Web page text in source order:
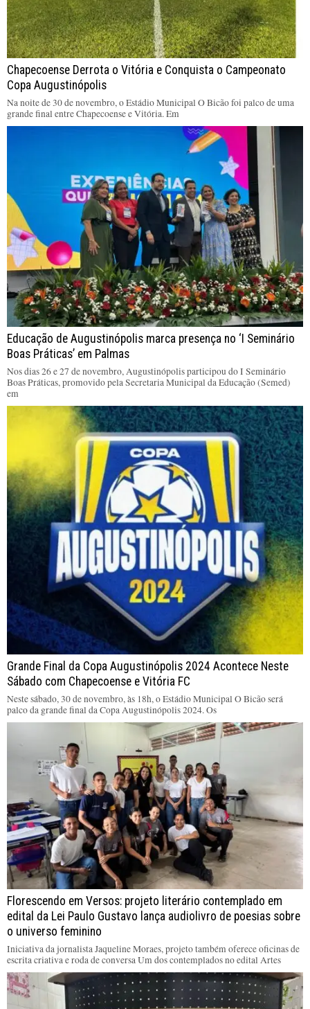
Chapecoense Derrota o Vitória e Conquista o Campeonato
Copa Augustinópolis
Na noite de 30 de novembro, o Estádio Municipal O Bicão foi palco de uma
grande final entre Chapecoense e Vitória. Em
Educação de Augustinópolis marca presença no ‘I Seminário
Boas Práticas’ em Palmas
Nos dias 26 e 27 de novembro, Augustinópolis participou do I Seminário
Boas Práticas, promovido pela Secretaria Municipal da Educação (Semed)
em
Grande Final da Copa Augustinópolis 2024 Acontece Neste
Sábado com Chapecoense e Vitória FC
Neste sábado, 30 de novembro, às 18h, o Estádio Municipal O Bicão será
palco da grande final da Copa Augustinópolis 2024. Os
Florescendo em Versos: projeto literário contemplado em
edital da Lei Paulo Gustavo lança audiolivro de poesias sobre
o universo feminino
Iniciativa da jornalista Jaqueline Moraes, projeto também oferece oficinas de
escrita criativa e roda de conversa Um dos contemplados no edital Artes